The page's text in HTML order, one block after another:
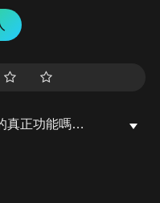
真正功能嗎…
）的重要管